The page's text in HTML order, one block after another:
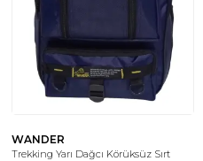
WANDER
Trekking Yarı Dağcı Körüksüz Sırt